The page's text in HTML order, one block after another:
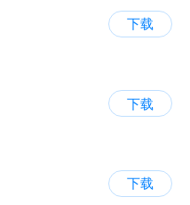
下载
下载
下载